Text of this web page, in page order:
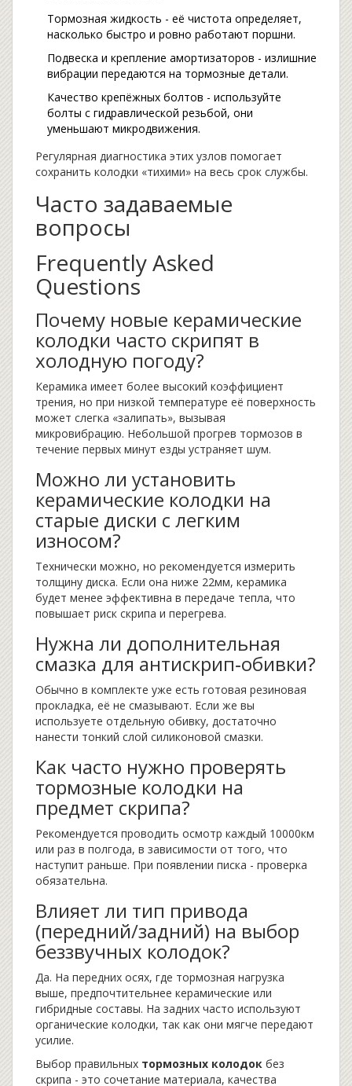
Тормозная жидкость - её чистота определяет,
насколько быстро и ровно работают поршни.
Подвеска и крепление амортизаторов - излишние
вибрации передаются на тормозные детали.
Качество крепёжных болтов - используйте
болты с гидравлической резьбой, они
уменьшают микродвижения.
Регулярная диагностика этих узлов помогает
сохранить колодки «тихими» на весь срок службы.
Часто задаваемые
вопросы
Frequently Asked
Questions
Почему новые керамические
колодки часто скрипят в
холодную погоду?
Керамика имеет более высокий коэффициент
трения, но при низкой температуре её поверхность
может слегка «залипать», вызывая
микровибрацию. Небольшой прогрев тормозов в
течение первых минут езды устраняет шум.
Можно ли установить
керамические колодки на
старые диски с легким
износом?
Технически можно, но рекомендуется измерить
толщину диска. Если она ниже 22мм, керамика
будет менее эффективна в передаче тепла, что
повышает риск скрипа и перегрева.
Нужна ли дополнительная
смазка для антискрип‑обивки?
Обычно в комплекте уже есть готовая резиновая
прокладка, её не смазывают. Если же вы
используете отдельную обивку, достаточно
нанести тонкий слой силиконовой смазки.
Как часто нужно проверять
тормозные колодки на
предмет скрипа?
Рекомендуется проводить осмотр каждый 10000км
или раз в полгода, в зависимости от того, что
наступит раньше. При появлении писка - проверка
обязательна.
Влияет ли тип привода
(передний/задний) на выбор
беззвучных колодок?
Да. На передних осях, где тормозная нагрузка
выше, предпочтительнее керамические или
гибридные составы. На задних часто используют
органические колодки, так как они мягче передают
усилие.
Выбор правильных тормозных колодок без
скрипа - это сочетание материала, качества